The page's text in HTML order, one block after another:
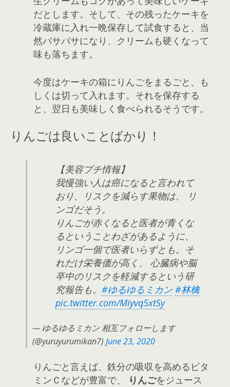
だとします。そして、その残ったケーキを
冷蔵庫に入れ一晩保存して試食すると、当
然パサパサになり、クリームも硬くなって
味も落ちます。
今度はケーキの箱にりんごをまるごと、も
しくは切って入れます。それを保存する
と、翌日も美味しく食べられるそうです。
りんごは良いことばかり！
【美容プチ情報】
我慢強い人は癌になると言われて
おり、リスクを減らす果物は、 リ
ンゴだそう。
りんごが赤くなると医者が青くな
るということわざがあるように、
リンゴ一個で医者いらずとも。そ
れだけ栄養価が高く、 心臓病や脳
卒中のリスクを軽減するという研
究報告も。 #ゆるゆるミカン #林檎
pic.twitter.com/Miyvq5xtSy
— ゆるゆるミカン 相互フォローします
(@yuruyurumikan7) June 23, 2020
りんごと言えば、鉄分の吸収を高めるビタ
ミンＣなどが豊富で、
りんごをジュース